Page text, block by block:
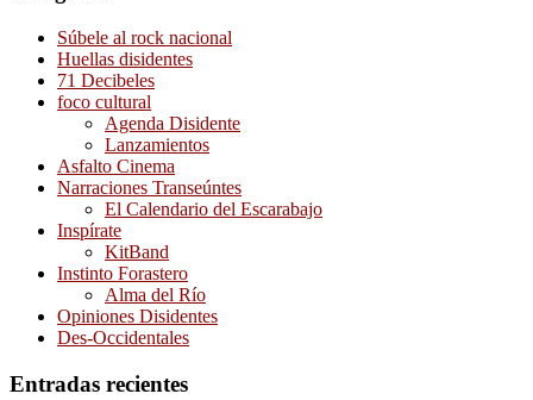
Súbele al rock nacional
Huellas disidentes
71 Decibeles
foco cultural
Agenda Disidente
Lanzamientos
Asfalto Cinema
Narraciones Transeúntes
El Calendario del Escarabajo
Inspírate
KitBand
Instinto Forastero
Alma del Río
Opiniones Disidentes
Des-Occidentales
Entradas recientes